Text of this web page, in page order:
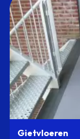
Gietvloeren